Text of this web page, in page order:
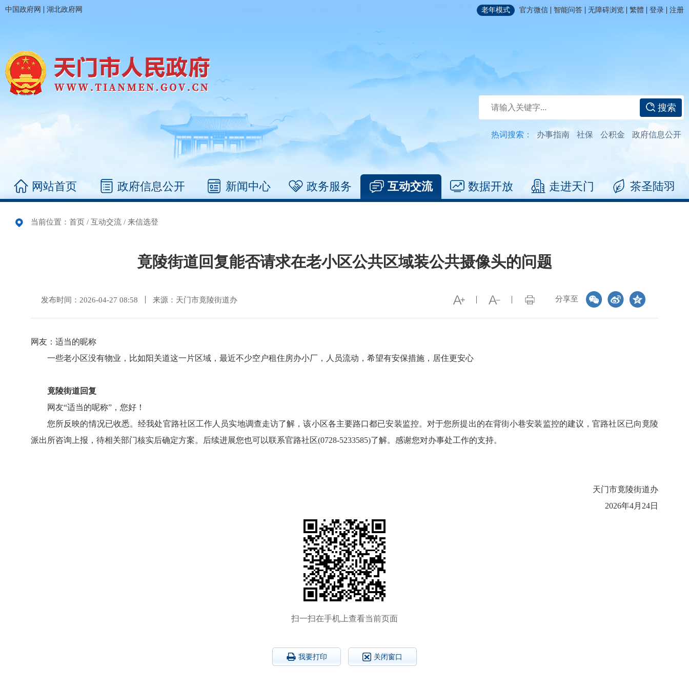
中国政府网 | 湖北政府网 老年模式 官方微信 | 智能问答 | 无障碍浏览 | 繁體 | 登录 | 注册
搜索
热词搜索： 办事指南 社保 公积金 政府信息公开
网站首页 政府信息公开 新闻中心 政务服务 互动交流 数据开放 走进天门 茶圣陆羽
当前位置： 首页 / 互动交流 / 来信选登
竟陵街道回复能否请求在老小区公共区域装公共摄像头的问题
分享至
发布时间：2026-04-27 08:58 来源：天门市竟陵街道办
网友：适当的昵称
一些老小区没有物业，比如阳关道这一片区域，最近不少空户租住房办小厂，人员流动，希望有安保措施，居住更安心
竟陵街道回复
网友“适当的呢称”， 您好！
您所反映的情况已收悉。经我处官路社区工作人员实地调查走访了解，该小区各主要路口都已安装监控。对于您所提出的在背街小巷安装监控的建议，官路社区已向竟陵
派出所咨询上报，待相关部门核实后确定方案。后续进展您也可以联系官路社区(0728-5233585)了解。感谢您对办事处工作的支持。
天门市竟陵街道办
2026年4月24日
扫一扫在手机上查看当前页面
我要打印 关闭窗口